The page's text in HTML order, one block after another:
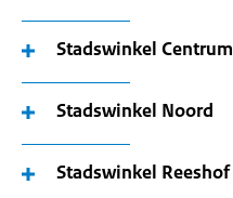
Stadswinkel Centrum
Stadswinkel Noord
Stadswinkel Reeshof